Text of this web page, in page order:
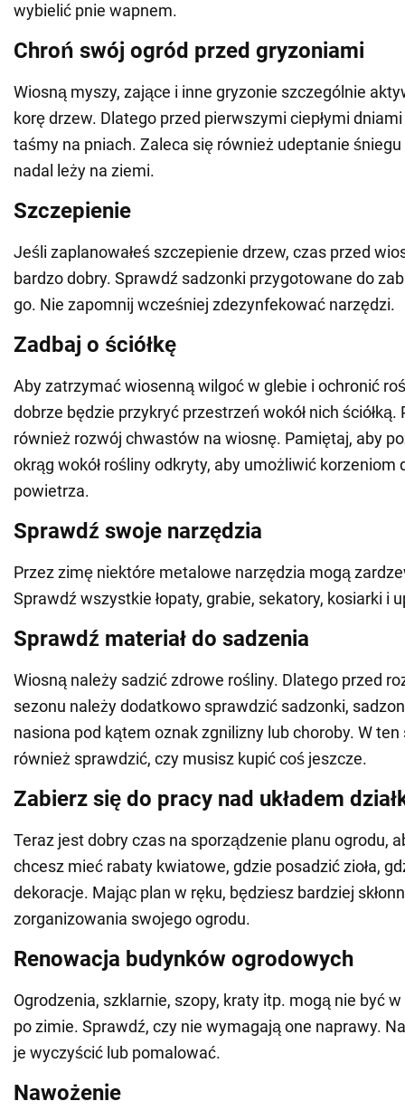
wybielić pnie wapnem.
Chroń swój ogród przed gryzoniami
Wiosną myszy, zające i inne gryzonie szczególnie
korę drzew. Dlatego przed pierwszymi ciepłymi
taśmy na pniach. Zaleca się również udeptanie śniegu
nadal leży na ziemi.
Szczepienie
Jeśli zaplanowałeś szczepienie drzew, czas przed
bardzo dobry. Sprawdź sadzonki przygotowane do
go. Nie zapomnij wcześniej zdezynfekować narzędzi.
Zadbaj o ściółkę
Aby zatrzymać wiosenną wilgoć w glebie i ochronić
dobrze będzie przykryć przestrzeń wokół nich
również rozwój chwastów na wiosnę. Pamiętaj, aby
okrąg wokół rośliny odkryty, aby umożliwić korzeniom
powietrza.
Sprawdź swoje narzędzia
Przez zimę niektóre metalowe narzędzia mogą
Sprawdź wszystkie łopaty, grabie, sekatory, kosiarki i
Sprawdź materiał do sadzenia
Wiosną należy sadzić zdrowe rośliny. Dlatego przed
sezonu należy dodatkowo sprawdzić sadzonki,
nasiona pod kątem oznak zgnilizny lub choroby. W
również sprawdzić, czy musisz kupić coś jeszcze.
Zabierz się do pracy nad układem
Teraz jest dobry czas na sporządzenie planu ogrodu,
chcesz mieć rabaty kwiatowe, gdzie posadzić zioła,
dekoracje. Mając plan w ręku, będziesz bardziej
zorganizowania swojego ogrodu.
Renowacja budynków ogrodowych
Ogrodzenia, szklarnie, szopy, kraty itp. mogą nie być
po zimie. Sprawdź, czy nie wymagają one naprawy.
je wyczyścić lub pomalować.
Nawożenie